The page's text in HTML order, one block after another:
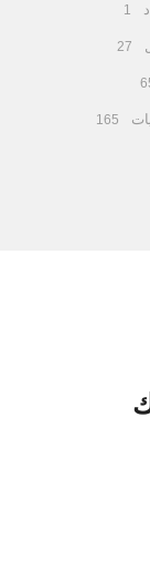
1
27
165